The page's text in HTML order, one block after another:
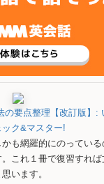
の要点整理【改訂版】:
ク&マスター!
も網羅的にのっている
これ１冊で復習すれば
います。